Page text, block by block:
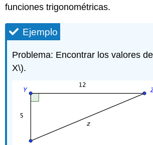
funciones trigonométricas.
Ejemplo
Problema: Encontrar los valores de
X\).